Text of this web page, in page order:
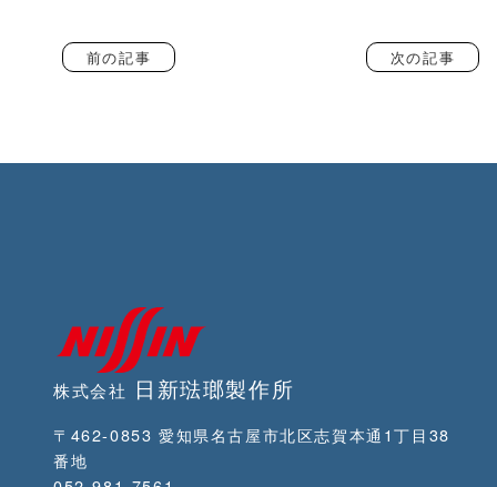
前の記事 次の記事
株式会社 日新琺瑯製作所
〒462-0853 愛知県名古屋市北区志賀本通1丁目38
番地